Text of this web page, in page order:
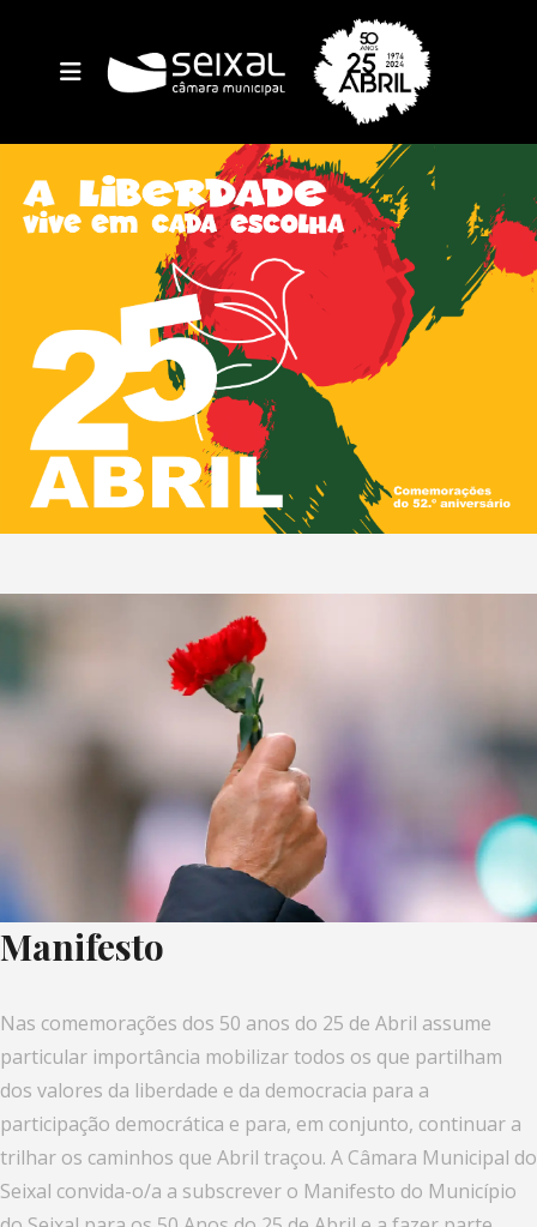
Manifesto
Nas comemorações dos 50 anos do 25 de Abril assume
particular importância mobilizar todos os que partilham
dos valores da liberdade e da democracia para a
participação democrática e para, em conjunto, continuar a
trilhar os caminhos que Abril traçou. A Câmara Municipal do
Seixal convida-o/a a subscrever o Manifesto do Município